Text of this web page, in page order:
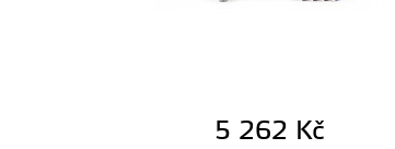
5 262 Kč